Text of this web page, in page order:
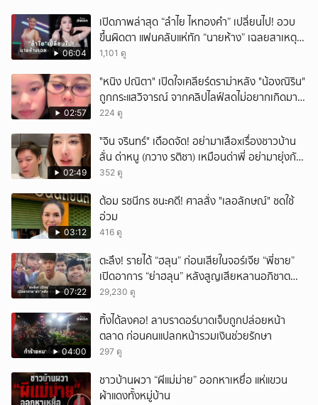
06:04
เปิดภาพล่าสุด “ลำไย ไหทองคำ” เปลี่ยนไป! อวบ
ขึ้นผิดตา แฟนคลับแห่ทัก “นายห้าง” เฉลยสาเหตุ
ชัด!
1,101 ดู
02:57
"หนิง ปณิตา" เปิดใจเคลียร์ดราม่าหลัง "น้องณิริน"
ถูกกระแสวิจารณ์ จากคลิปไลฟ์สดไม่อยากเกิดมา
หน้าเหมือนพ่อ
224 ดู
02:49
ั่"จิน จรินทร์" เดือดจัด! อย่ามาเสือxเรื่องชาวบ้าน
ลั่น ด่าหนู (กวาง รติชา) เหมือนด่าพี่ อย่ามายุ่งกับ
คนของผม จบ!!!
352 ดู
03:12
ต้อม รชนีกร ชนะคดี! ศาลสั่ง "เลอลักษณ์" ชดใช้
อ่วม
416 ดู
07:22
ตะลึง! รายได้ “ฮลุน” ก่อนเสียในจอร์เจีย “พี่ชาย”
เปิดอาการ “ย่าฮลุน” หลังสูญเสียหลานอภิชาต
บุตร!
29,230 ดู
04:00
ทิ้งได้ลงคอ! ลาบราดอร์บาดเจ็บถูกปล่อยหน้า
ตลาด ก่อนคนแปลกหน้ารวมเงินช่วยรักษา
297 ดู
ชาวบ้านผวา “ผีแม่ม่าย” ออกหาเหยื่อ แห่แขวน
ผ้าแดงทั้งหมู่บ้าน